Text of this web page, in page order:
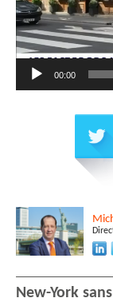
00:00
New-York